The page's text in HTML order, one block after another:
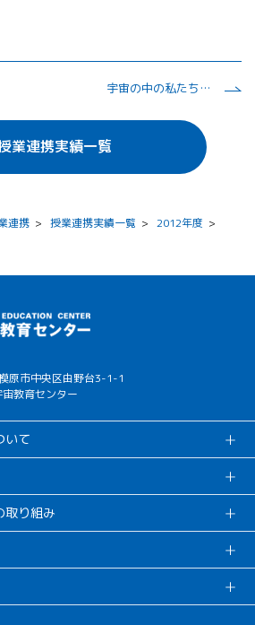
宇宙の中の私たち ～私たちの夢をのせて～ 「ペットボトルロケットを飛ばそう」
業連携実績一覧
連携 > 授業連携実績一覧 > 2012年度 >
原市中央区由野台3-1-1
教育センター
いて
取り組み